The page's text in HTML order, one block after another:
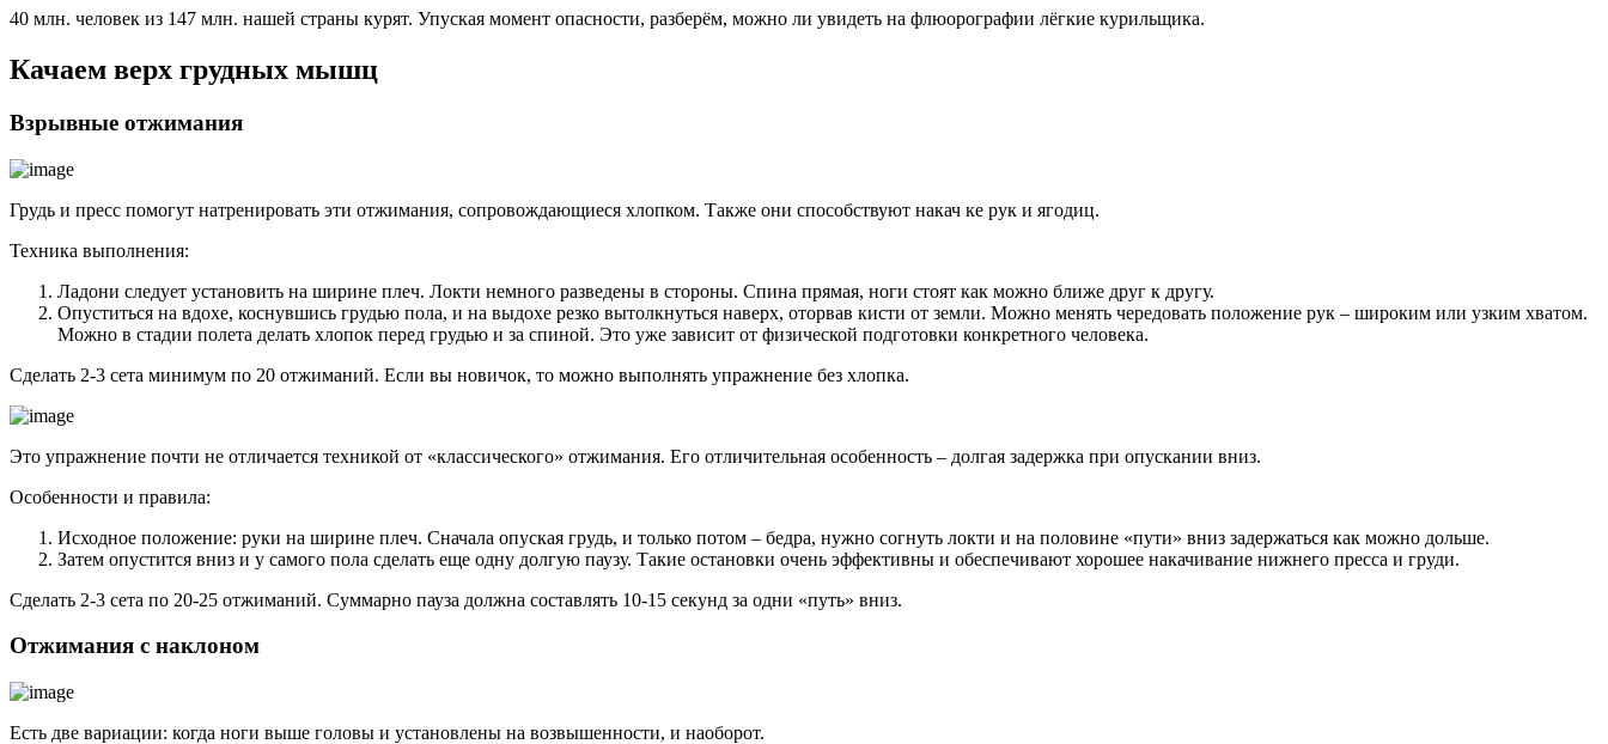
40 млн. человек из 147 млн. нашей страны курят. Упуская момент опасности, разберём, можно ли увидеть на флюорографии лёгкие курильщика.
Качаем верх грудных мышц
Взрывные отжимания
Грудь и пресс помогут натренировать эти отжимания, сопровождающиеся хлопком. Также они способствуют накач ке рук и ягодиц.
Техника выполнения:
Ладони следует установить на ширине плеч. Локти немного разведены в стороны. Спина прямая, ноги стоят как можно ближе друг к другу.
Опуститься на вдохе, коснувшись грудью пола, и на выдохе резко вытолкнуться наверх, оторвав кисти от земли. Можно менять чередовать положение рук – широким или узким хватом.
Можно в стадии полета делать хлопок перед грудью и за спиной. Это уже зависит от физической подготовки конкретного человека.
Сделать 2-3 сета минимум по 20 отжиманий. Если вы новичок, то можно выполнять упражнение без хлопка.
Это упражнение почти не отличается техникой от «классического» отжимания. Его отличительная особенность – долгая задержка при опускании вниз.
Особенности и правила:
Исходное положение: руки на ширине плеч. Сначала опуская грудь, и только потом – бедра, нужно согнуть локти и на половине «пути» вниз задержаться как можно дольше.
Затем опустится вниз и у самого пола сделать еще одну долгую паузу. Такие остановки очень эффективны и обеспечивают хорошее накачивание нижнего пресса и груди.
Сделать 2-3 сета по 20-25 отжиманий. Суммарно пауза должна составлять 10-15 секунд за одни «путь» вниз.
Отжимания с наклоном
Есть две вариации: когда ноги выше головы и установлены на возвышенности, и наоборот.